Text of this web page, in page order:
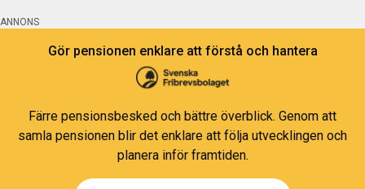
ANNONS
Gör pensionen enklare att förstå och hantera
Färre pensionsbesked och bättre överblick. Genom att
samla pensionen blir det enklare att följa utvecklingen och
planera inför framtiden.